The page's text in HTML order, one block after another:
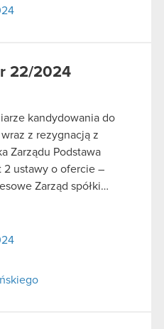
22/2024
kandydowania do
z rezygnacją z
Zarządu Podstawa
2 ustawy o ofercie –
Zarząd spółki…